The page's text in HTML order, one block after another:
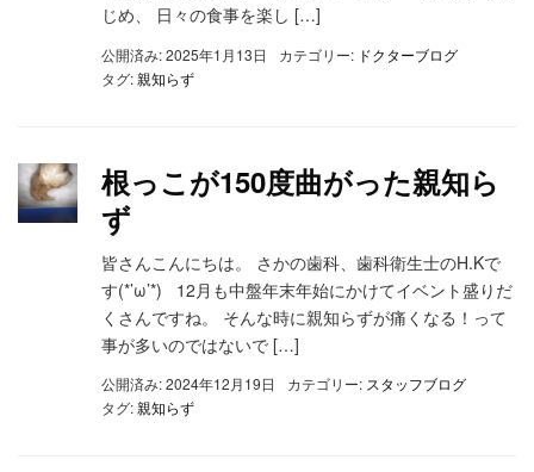
じめ、 日々の食事を楽し […]
公開済み: 2025年1月13日 カテゴリー: ドクターブログ
タグ:親知らず
根っこが150度曲がった親知ら
ず
皆さんこんにちは。 さかの歯科、歯科衛生士のH.Kで
す(*’ω’*) 12月も中盤年末年始にかけてイベント盛りだ
くさんですね。 そんな時に親知らずが痛くなる！って
事が多いのではないで […]
公開済み: 2024年12月19日 カテゴリー: スタッフブログ
タグ:親知らず